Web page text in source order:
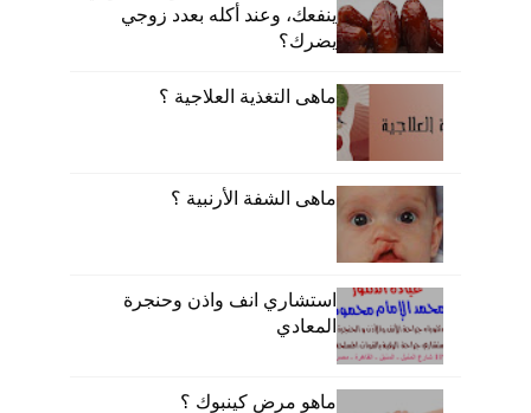
ينفعك، وعند أكله بعدد زوجي
يضرك؟
ماهى التغذية العلاجية ؟
ماهى الشفة الأرنبية ؟
استشاري انف واذن وحنجرة
المعادي
ماهو مرض كينبوك ؟